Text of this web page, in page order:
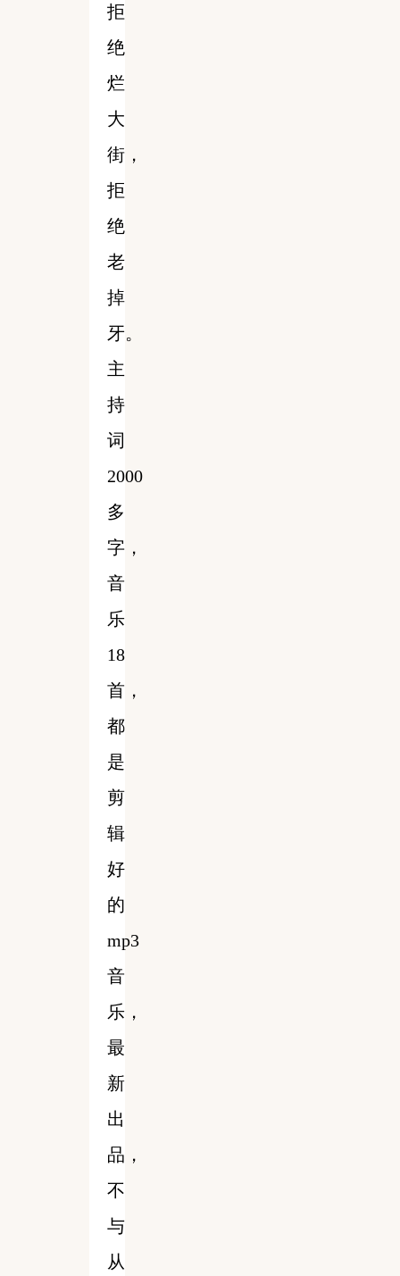
拒
绝
烂
大
街，
拒
绝
老
掉
牙。
主
持
词
2000
多
字，
音
乐
18
首，
都
是
剪
辑
好
的
mp3
音
乐，
最
新
出
品，
不
与
从